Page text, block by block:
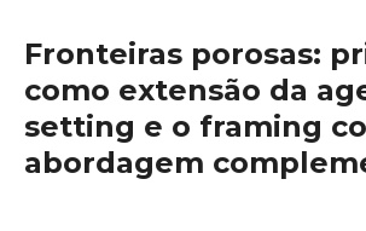
Fronteiras porosas:
como extensão da
setting e o framing
abordagem